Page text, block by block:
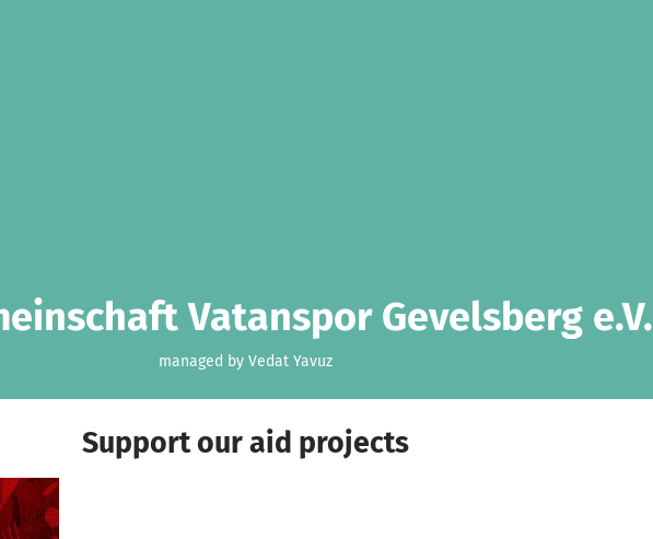
Vatanspor Gevelsberg e.V.
managed by Vedat Yavuz
Support our aid projects